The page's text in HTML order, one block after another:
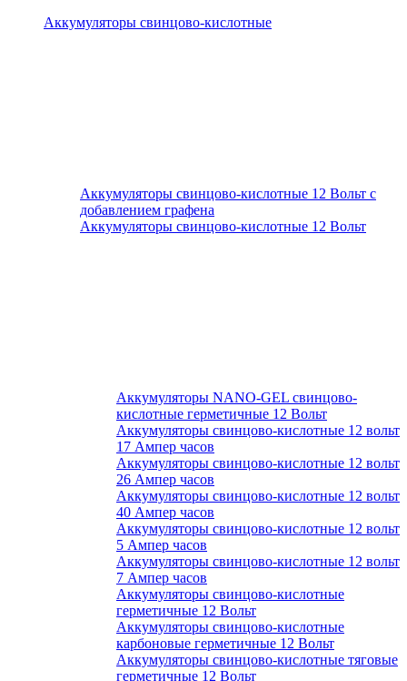
Аккумуляторы свинцово-кислотные
Аккумуляторы свинцово-кислотные 12 Вольт с
добавлением графена
Аккумуляторы свинцово-кислотные 12 Вольт
Аккумуляторы NANO-GEL свинцово-
кислотные герметичные 12 Вольт
Аккумуляторы свинцово-кислотные 12 вольт
17 Ампер часов
Аккумуляторы свинцово-кислотные 12 вольт
26 Ампер часов
Аккумуляторы свинцово-кислотные 12 вольт
40 Ампер часов
Аккумуляторы свинцово-кислотные 12 вольт
5 Ампер часов
Аккумуляторы свинцово-кислотные 12 вольт
7 Ампер часов
Аккумуляторы свинцово-кислотные
герметичные 12 Вольт
Аккумуляторы свинцово-кислотные
карбоновые герметичные 12 Вольт
Аккумуляторы свинцово-кислотные тяговые
герметичные 12 Вольт